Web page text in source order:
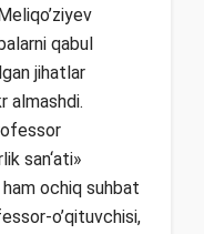
qabul
jihatlar
almashdi.
san‘ati»
ochiq suhbat
o’qituvchisi,